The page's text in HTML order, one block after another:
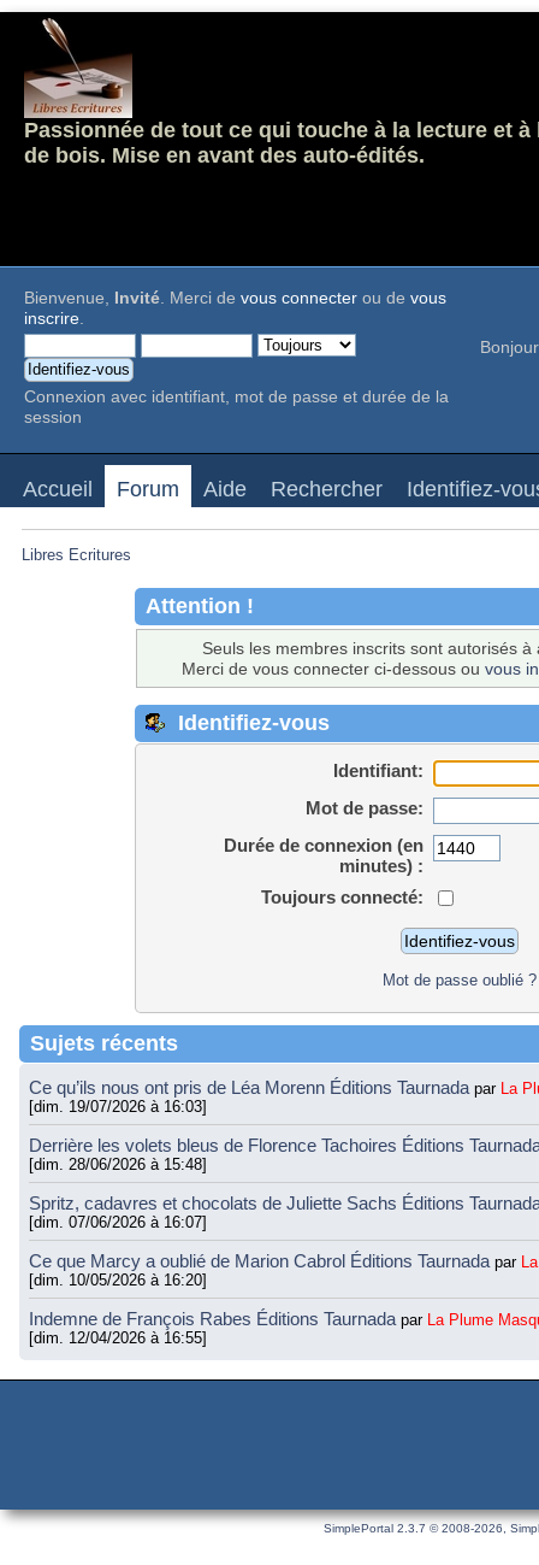
Passionnée de tout ce qui touche à la lecture et
de bois. Mise en avant des auto-édités.
Bienvenue, Invité. Merci de vous connecter ou de vous
inscrire.
Connexion avec identifiant, mot de passe et durée de la
session
Accueil Forum Aide Rechercher Identifiez-
Libres Ecritures
Attention !
Seuls les membres inscrits sont autorisés
Merci de vous connecter ci-dessous ou vous
Identifiez-vous
Identifiant:
Mot de passe:
Durée de connexion (en
minutes) :
Toujours connecté:
Mot de passe oublié ?
Sujets récents
Ce qu’ils nous ont pris de Léa Morenn Éditions Taurnada par La
[dim. 19/07/2026 à 16:03]
Derrière les volets bleus de Florence Tachoires Éditions
[dim. 28/06/2026 à 15:48]
Spritz, cadavres et chocolats de Juliette Sachs Éditions
[dim. 07/06/2026 à 16:07]
Ce que Marcy a oublié de Marion Cabrol Éditions Taurnada par
[dim. 10/05/2026 à 16:20]
Indemne de François Rabes Éditions Taurnada par La Plume
[dim. 12/04/2026 à 16:55]
SimplePortal 2.3.7 © 2008-2026,